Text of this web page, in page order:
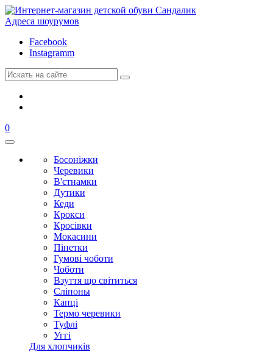
Адреса шоурумов
Facebook
Instagramm
0
Босоніжки
Черевики
В'єтнамки
Дутики
Кеди
Крокси
Кросівки
Мокасини
Пінетки
Гумові чоботи
Чоботи
Взуття що світиться
Сліпоны
Капці
Термо черевики
Туфлі
Уггі
Для хлопчиків